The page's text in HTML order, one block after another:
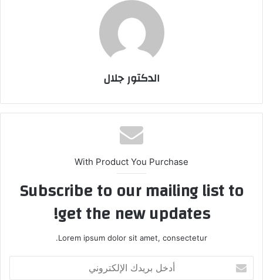
الدكتور جلال
With Product You Purchase
Subscribe to our mailing list to
get the new updates!
Lorem ipsum dolor sit amet, consectetur.
بريدك